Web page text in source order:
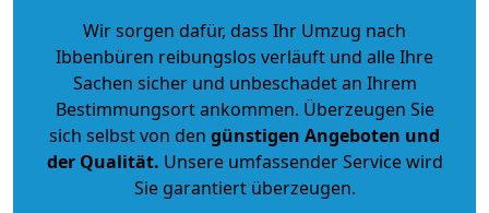
Wir sorgen dafür, dass Ihr Umzug nach
Ibbenbüren reibungslos verläuft und alle Ihre
Sachen sicher und unbeschadet an Ihrem
Bestimmungsort ankommen. Überzeugen Sie
sich selbst von den günstigen Angeboten und
der Qualität. Unsere umfassender Service wird
Sie garantiert überzeugen.